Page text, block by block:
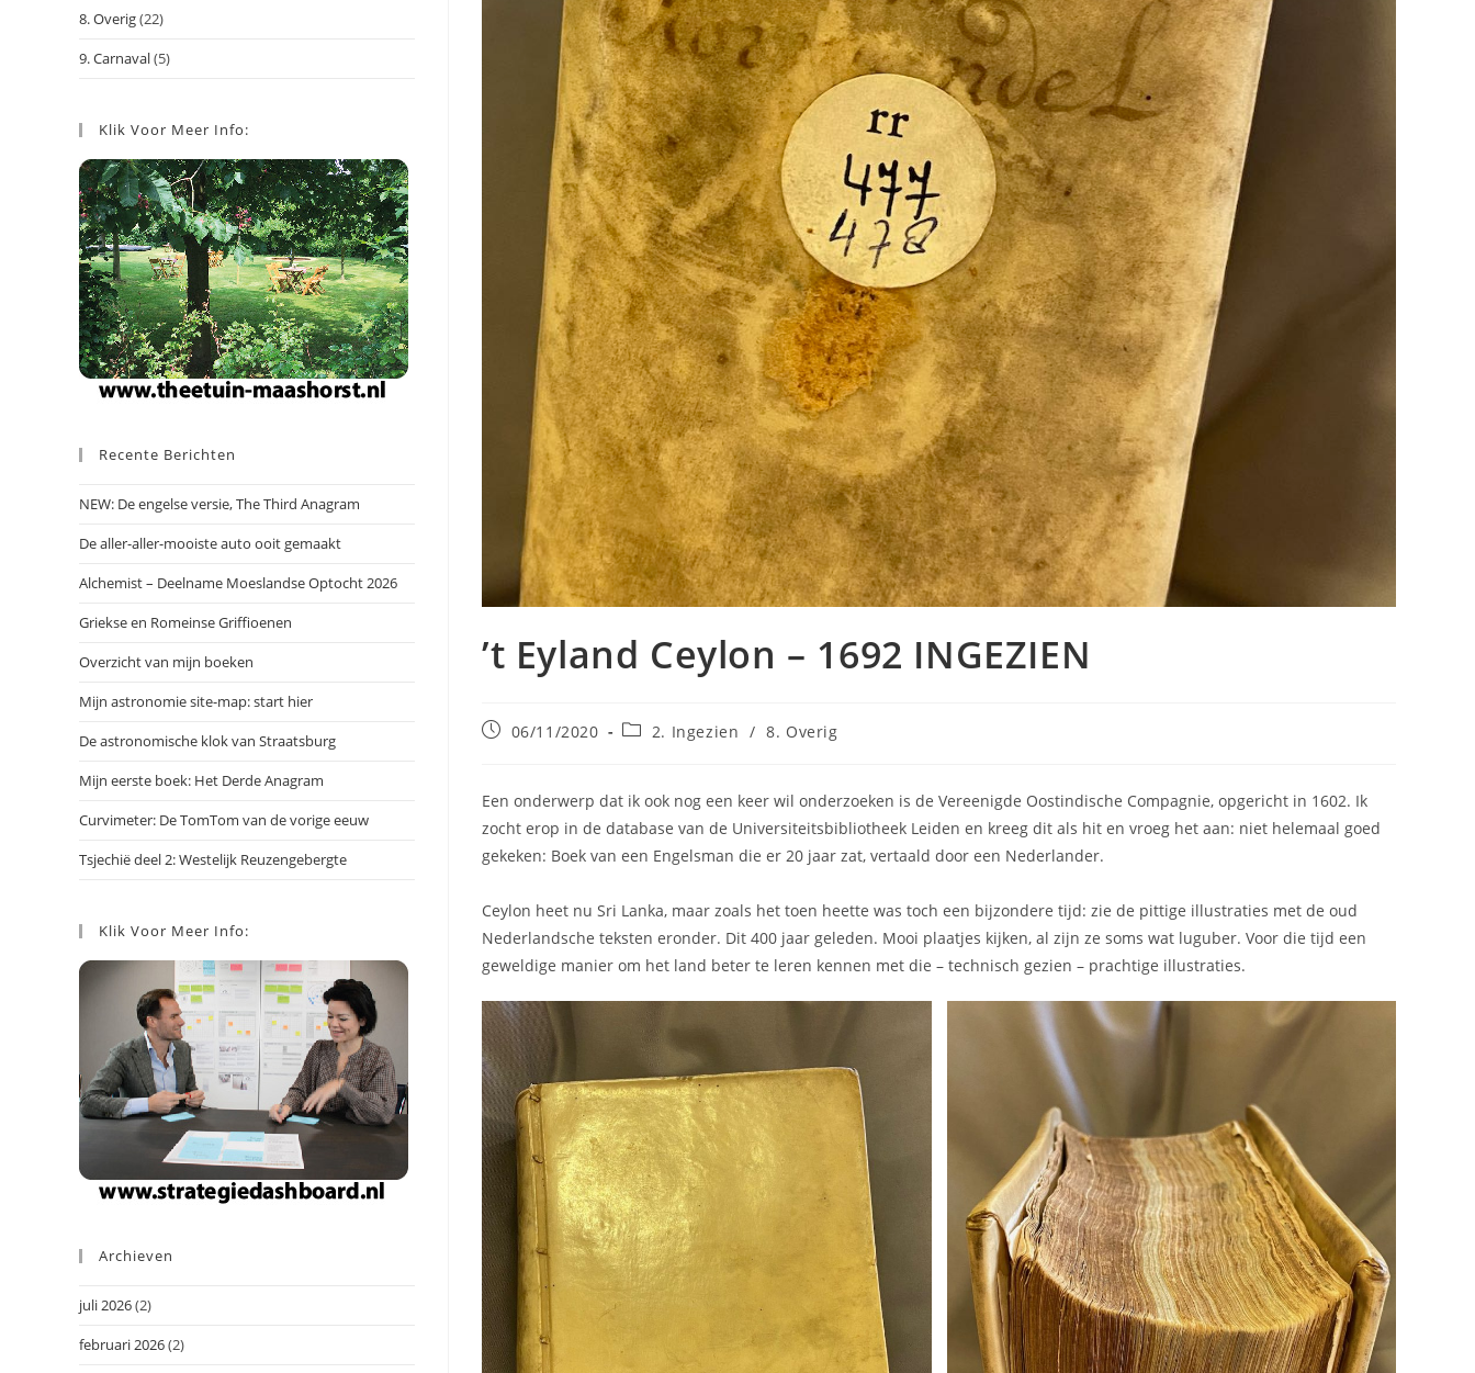
’t Eyland Ceylon – 1692 INGEZIEN
Bericht06/11/2020 Berichtcategorie:
2. Ingezien / 8. Overig
Een onderwerp dat ik ook nog een keer wil onderzoeken is de Vereenigde Oostindische Compagnie, opgericht in 1602. Ik
zocht erop in de database van de Universiteitsbibliotheek Leiden en kreeg dit als hit en vroeg het aan: niet helemaal goed
gekeken: Boek van een Engelsman die er 20 jaar zat, vertaald door een Nederlander.
Ceylon heet nu Sri Lanka, maar zoals het toen heette was toch een bijzondere tijd: zie de pittige illustraties met de oud
Nederlandsche teksten eronder. Dit 400 jaar geleden. Mooi plaatjes kijken, al zijn ze soms wat luguber. Voor die tijd een
geweldige manier om het land beter te leren kennen met die – technisch gezien – prachtige illustraties.
8. Overig(22)
9. Carnaval(5)
Klik Voor Meer Info:
Recente Berichten
NEW: De engelse versie, The Third Anagram
De aller-aller-mooiste auto ooit gemaakt
Alchemist – Deelname Moeslandse Optocht 2026
Griekse en Romeinse Griffioenen
Overzicht van mijn boeken
Mijn astronomie site-map: start hier
De astronomische klok van Straatsburg
Mijn eerste boek: Het Derde Anagram
Curvimeter: De TomTom van de vorige eeuw
Tsjechië deel 2: Westelijk Reuzengebergte
Klik Voor Meer Info:
Archieven
juli 2026(2)
februari 2026(2)